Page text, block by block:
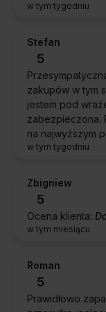
w tym tygodniu
Stefan
5
zakupów w tym
jestem pod
zabezpieczona.
na najwyższym
w tym tygodniu
Zbigniew
5
Ocena klienta:
w tym miesiącu
Roman
5
Prawidłowo